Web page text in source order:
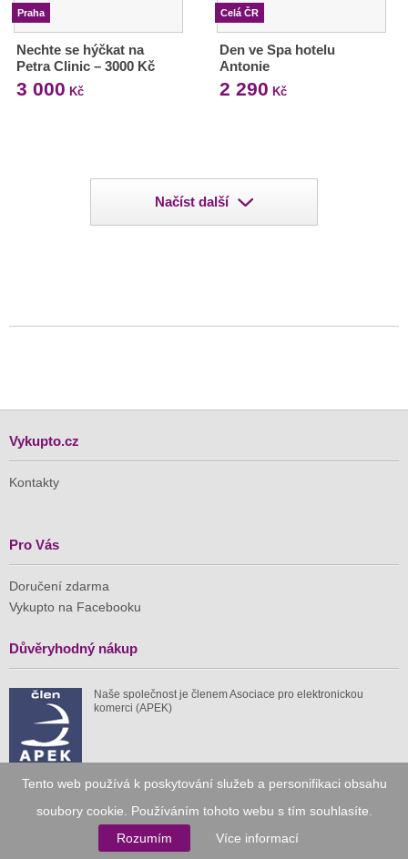
Tento web používá k poskytování služeb a personifikaci obsahu
soubory cookie. Používáním tohoto webu s tím souhlasíte.
Rozumím
Více informací
Praha
Nechte se hýčkat na
Petra Clinic – 3000 Kč
3 000 Kč
Celá ČR
Den ve Spa hotelu
Antonie
2 290 Kč
Načíst další
Vykupto.cz
Kontakty
Pro Vás
Doručení zdarma
Vykupto na Facebooku
Důvěryhodný nákup
Naše společnost je členem Asociace pro elektronickou
komerci (APEK)
Již od roku 2010